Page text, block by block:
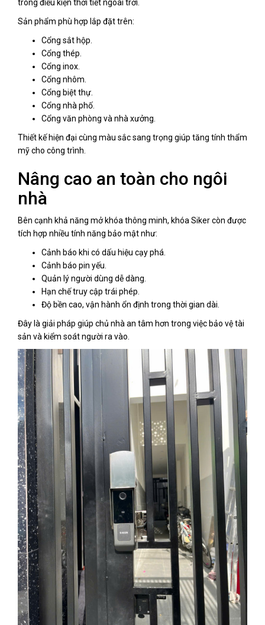
trong điều kiện thời tiết ngoài trời.
Sản phẩm phù hợp lắp đặt trên:
Cổng sắt hộp.
Cổng thép.
Cổng inox.
Cổng nhôm.
Cổng biệt thự.
Cổng nhà phố.
Cổng văn phòng và nhà xưởng.
Thiết kế hiện đại cùng màu sắc sang trọng giúp tăng tính thẩm
mỹ cho công trình.
Nâng cao an toàn cho ngôi
nhà
Bên cạnh khả năng mở khóa thông minh, khóa Siker còn được
tích hợp nhiều tính năng bảo mật như:
Cảnh báo khi có dấu hiệu cạy phá.
Cảnh báo pin yếu.
Quản lý người dùng dễ dàng.
Hạn chế truy cập trái phép.
Độ bền cao, vận hành ổn định trong thời gian dài.
Đây là giải pháp giúp chủ nhà an tâm hơn trong việc bảo vệ tài
sản và kiểm soát người ra vào.